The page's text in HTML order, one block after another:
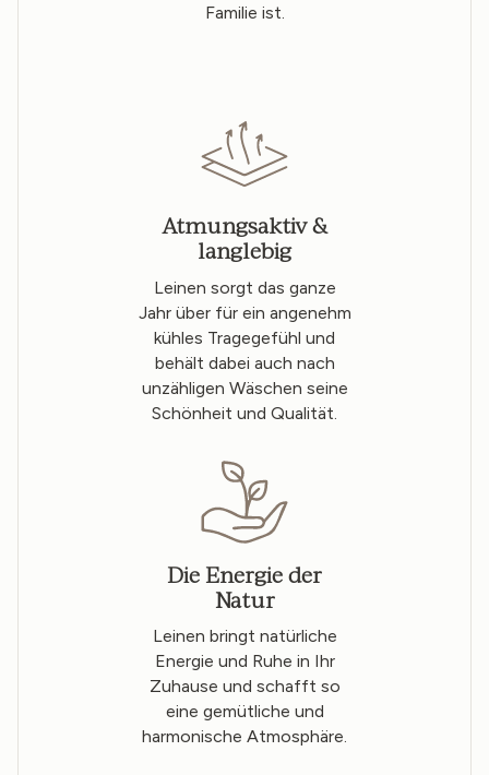
Familie ist.
Atmungsaktiv &
langlebig
Leinen sorgt das ganze
Jahr über für ein angenehm
kühles Tragegefühl und
behält dabei auch nach
unzähligen Wäschen seine
Schönheit und Qualität.
Die Energie der
Natur
Leinen bringt natürliche
Energie und Ruhe in Ihr
Zuhause und schafft so
eine gemütliche und
harmonische Atmosphäre.